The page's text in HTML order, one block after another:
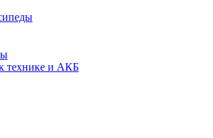
технике и АКБ